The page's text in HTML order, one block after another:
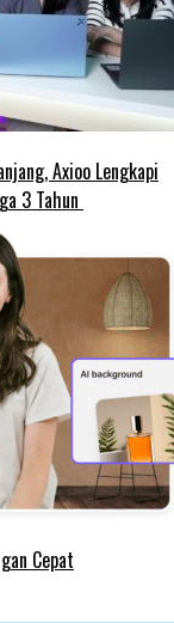
Axioo Lengkapi
3 Tahun
Cepat